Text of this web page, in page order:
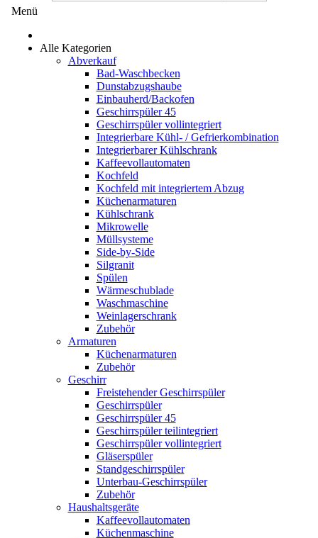
Menü
Alle Kategorien
Abverkauf
Bad-Waschbecken
Dunstabzugshaube
Einbauherd/Backofen
Geschirrspüler 45
Geschirrspüler vollintegriert
Integrierbare Kühl- / Gefrierkombination
Integrierbarer Kühlschrank
Kaffeevollautomaten
Kochfeld
Kochfeld mit integriertem Abzug
Küchenarmaturen
Kühlschrank
Mikrowelle
Müllsysteme
Side-by-Side
Silgranit
Spülen
Wärmeschublade
Waschmaschine
Weinlagerschrank
Zubehör
Armaturen
Küchenarmaturen
Zubehör
Geschirr
Freistehender Geschirrspüler
Geschirrspüler
Geschirrspüler 45
Geschirrspüler teilintegriert
Geschirrspüler vollintegriert
Gläserspüler
Standgeschirrspüler
Unterbau-Geschirrspüler
Zubehör
Haushaltsgeräte
Kaffeevollautomaten
Küchenmaschine